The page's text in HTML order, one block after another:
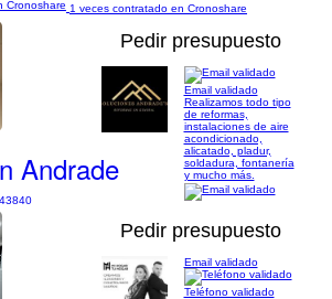
1 veces contratado en Cronoshare
Pedir presupuesto
Andrade
Email validado
Realizamos todo tipo
de reformas,
instalaciones de aire
acondicionado,
alicatado, pladur,
soldadura, fontanería
y mucho más.
Pedir presupuesto
Email validado
Teléfono validado